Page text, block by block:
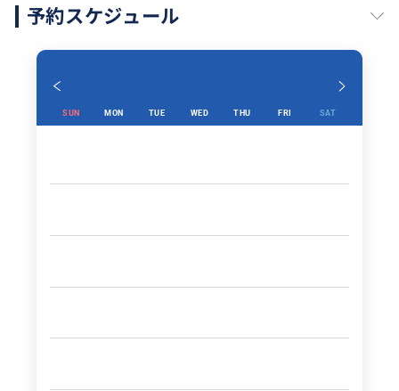
予約スケジュール
SUN MON TUE WED THU FRI SAT